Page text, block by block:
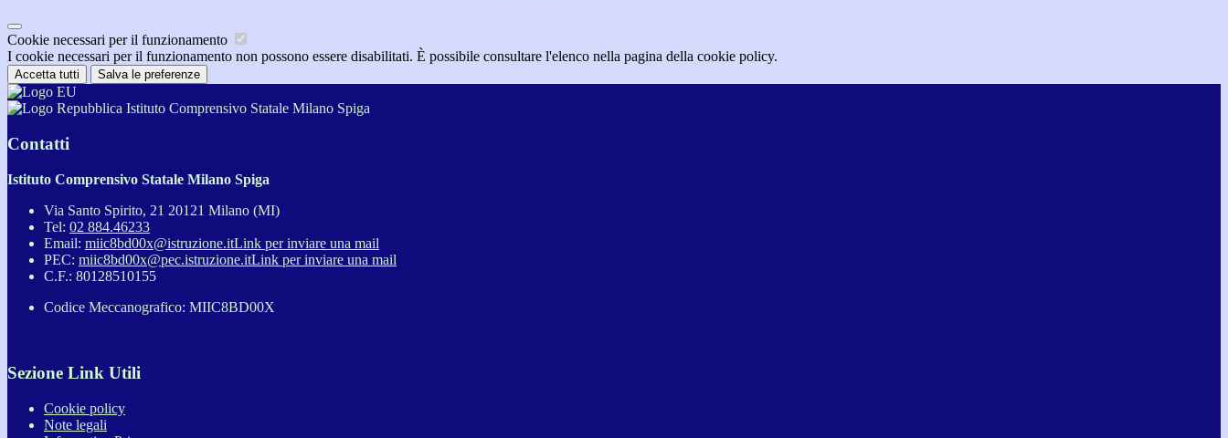
Cookie necessari per il funzionamento
I cookie necessari per il funzionamento non possono essere disabilitati. È possibile consultare l'elenco nella pagina della cookie policy.
Accetta tutti Salva le preferenze
Istituto Comprensivo Statale Milano Spiga
Contatti
Istituto Comprensivo Statale Milano Spiga
Via Santo Spirito, 21 20121 Milano (MI)
Tel: 02 884.46233
Email: miic8bd00x@istruzione.itLink per inviare una mail
PEC: miic8bd00x@pec.istruzione.itLink per inviare una mail
C.F.: 80128510155
Codice Meccanografico: MIIC8BD00X
Sezione Link Utili
Cookie policy
Note legali